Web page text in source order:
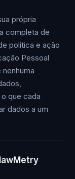
própria
completa de
política e ação
Pessoal
que cada
dados a um